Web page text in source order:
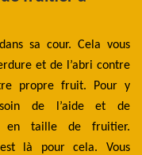
sa cour. Cela vous
et de l’abri contre
propre fruit. Pour y
de l’aide et de
en taille de fruitier.
est là pour cela. Vous